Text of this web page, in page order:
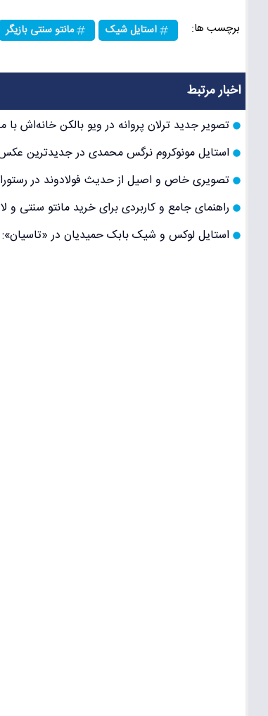
برچسب ها: استایل شیک مانتو سنتی بازیگر
اخبار مرتبط
تصویر جدید ترلان پروانه در ویو بالکن خانه‌اش با
استایل مونوکروم نرگس محمدی در جدیدترین عکس
تصویری خاص و اصیل از حدیث فولادوند در
راهنمای جامع و کاربردی برای خرید مانتو سنتی
استایل لوکس و شیک بابک حمیدیان در